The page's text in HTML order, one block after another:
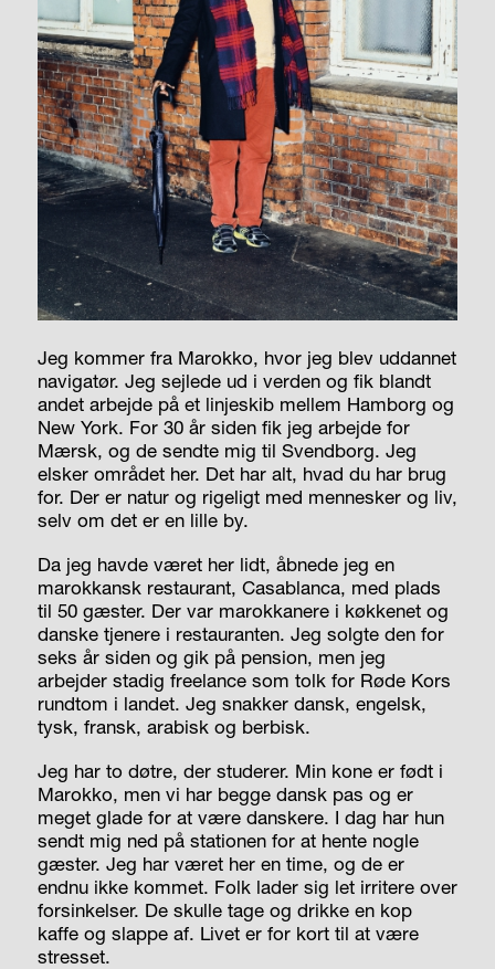
Jeg kommer fra Marokko, hvor jeg blev uddannet
navigatør. Jeg sejlede ud i verden og fik blandt
andet arbejde på et linjeskib mellem Hamborg og
New York. For 30 år siden fik jeg arbejde for
Mærsk, og de sendte mig til Svendborg. Jeg
elsker området her. Det har alt, hvad du har brug
for. Der er natur og rigeligt med mennesker og liv,
selv om det er en lille by.
Da jeg havde været her lidt, åbnede jeg en
marokkansk restaurant, Casa­blanca, med plads
til 50 gæster. Der var marokkanere i køkkenet og
danske tjenere i restauranten. Jeg solgte den for
seks år siden og gik på pension, men jeg
arbejder stadig freelance som tolk for Røde Kors
rundtom i landet. Jeg snakker dansk, engelsk,
tysk, fransk, arabisk og berbisk.
Jeg har to døtre, der studerer. Min kone er født i
Marokko, men vi har begge dansk pas og er
meget glade for at være danskere. I dag har hun
sendt mig ned på stationen for at hente nogle
gæster. Jeg har været her en time, og de er
endnu ikke kommet. Folk lader sig let irritere over
forsinkelser. De skulle tage og drikke en kop
kaffe og slappe af. Livet er for kort til at være
stresset.